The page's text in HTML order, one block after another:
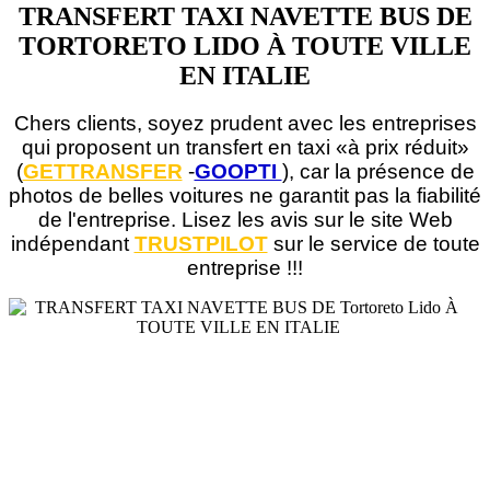
TRANSFERT TAXI NAVETTE BUS DE
TORTORETO LIDO À TOUTE VILLE
EN ITALIE
Chers clients, soyez prudent avec les entreprises
qui proposent un transfert en taxi «à prix réduit»
(GETTRANSFER -GOOPTI ), car la présence de
photos de belles voitures ne garantit pas la fiabilité
de l'entreprise. Lisez les avis sur le site Web
indépendantTRUSTPILOTsur le service de toute
entreprise !!!